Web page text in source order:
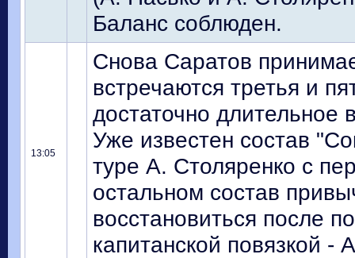
Баланс соблюден.
13:05
Снова Саратов
встречаются третья и
достаточно длительное
Уже известен состав
туре А. Столяренко с
остальном состав
восстановиться после
капитанской повязкой -